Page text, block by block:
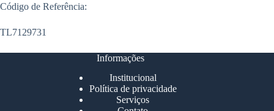
Código de Referência:
TL7129731
Informações
Institucional
Política de privacidade
Serviços